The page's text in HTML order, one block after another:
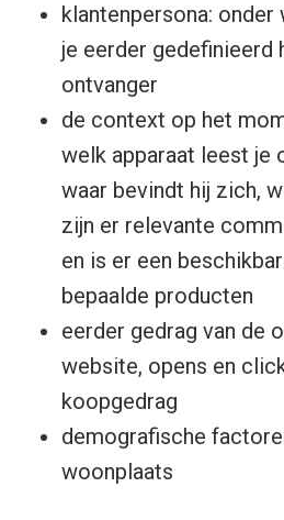
klantenpersona:
je eerder gedefinieerd
ontvanger
de context op het
welk apparaat leest je
waar bevindt hij zich,
zijn er relevante
en is er een
bepaalde producten
eerder gedrag van de
website, opens en
koopgedrag
demografische
woonplaats